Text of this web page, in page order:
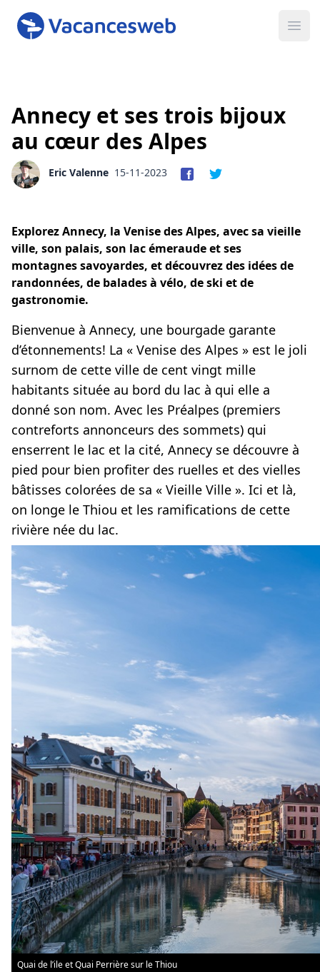
Annecy et ses trois bijoux
au cœur des Alpes
Eric Valenne 15-11-2023
Explorez Annecy, la Venise des Alpes, avec sa vieille
ville, son palais, son lac émeraude et ses
montagnes savoyardes, et découvrez des idées de
randonnées, de balades à vélo, de ski et de
gastronomie.
Bienvenue à Annecy, une bourgade garante
d’étonnements! La « Venise des Alpes » est le joli
surnom de cette ville de cent vingt mille
habitants située au bord du lac à qui elle a
donné son nom. Avec les Préalpes (premiers
contreforts annonceurs des sommets) qui
enserrent le lac et la cité, Annecy se découvre à
pied pour bien profiter des ruelles et des vielles
bâtisses colorées de sa « Vieille Ville ». Ici et là,
on longe le Thiou et les ramifications de cette
rivière née du lac.
Quai de l’ile et Quai Perrière sur le Thiou